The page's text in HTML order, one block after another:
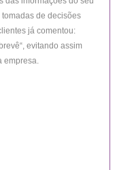
de decisões
já comentou:
evitando assim